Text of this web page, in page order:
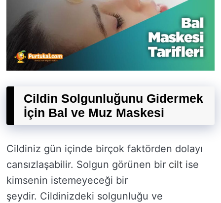
Cildin Solgunluğunu Gidermek
İçin Bal ve Muz Maskesi
Cildiniz gün içinde birçok faktörden dolayı
cansızlaşabilir. Solgun görünen bir cilt ise
kimsenin istemeyeceği bir
şeydir. Cildinizdeki solgunluğu ve